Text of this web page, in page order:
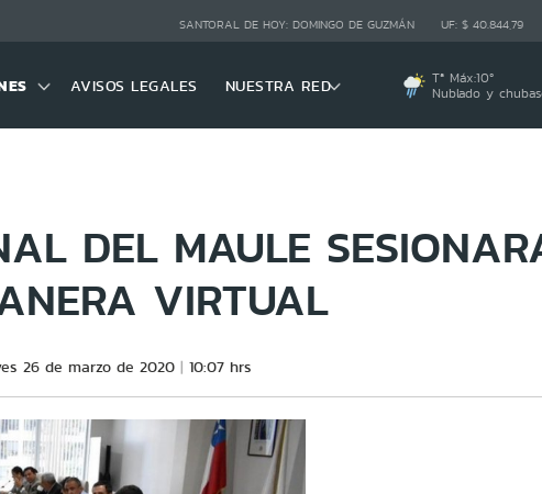
SANTORAL DE HOY: DOMINGO DE GUZMÁN UF: $ 40.844,79
AVISOS LEGALES NUESTRA RED Tª Máx:10º
Nublado y
DEL MAULE
VIRTUAL
26 de marzo de 2020 10:07 hrs